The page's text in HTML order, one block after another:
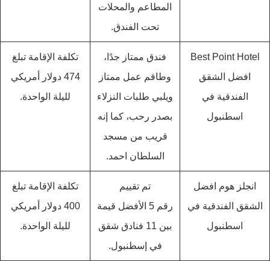
المطاعم والمحلات
تحت الفندق.
افضل الشقق
الفندقية في
اسطنبول
فندق ممتاز جدًا،
وطاقم عمل ممتاز
ويلبي طلبات النزلاء
بصدر رحب، كما إنه
قريب من مسجد
السلطان احمد.
تكلفة الإقامة تبلغ
474 دولار أمريكي
لليلة الواحدة.
انجلز هوم افضل
الشقق الفندقية في
اسطنبول
تم تقييم
رقم 5 الأفضل قيمة
بين 11 فنادق شقق
في إسطنبول.
تكلفة الإقامة تبلغ
400 دولار أمريكي
لليلة الواحدة.